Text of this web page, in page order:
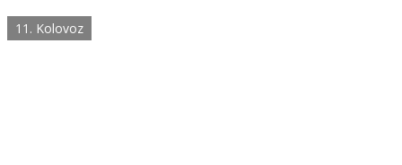
11. Kolovoz